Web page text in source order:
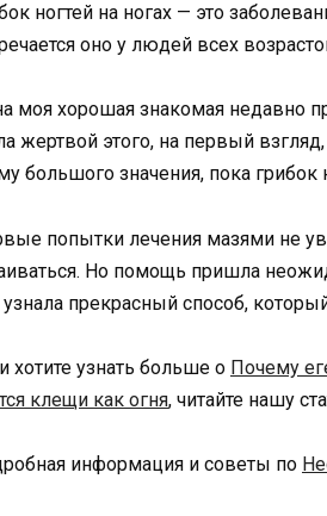
ногтей на ногах — это
оно у людей всех
моя хорошая знакомая недавно
жертвой этого, на первый
большого значения, пока грибок
попытки лечения мазями не
Но помощь пришла
прекрасный способ,
хотите узнать больше о Почему
клещи как огня, читайте нашу
информация и советы по